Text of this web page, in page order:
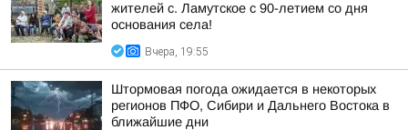
жителей с. Ламутское с 90-летием со дня
основания села!
Вчера, 19:55
Штормовая погода ожидается в некоторых
регионов ПФО, Сибири и Дальнего Востока в
ближайшие дни